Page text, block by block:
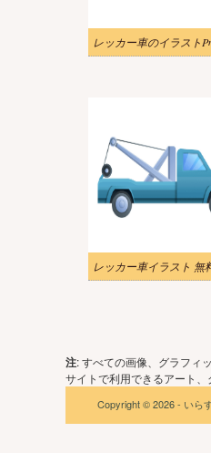
注: すべての画像、グラフィ
サイトで利用できるアート
Copyright © 2026 - いら